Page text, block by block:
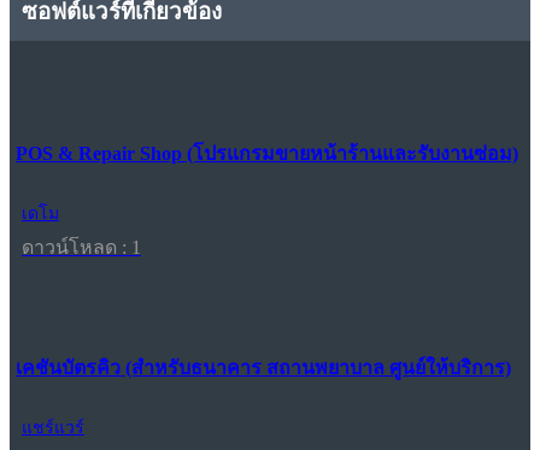
ซอฟต์แวร์ที่เกี่ยวข้อง
POS & Repair Shop (โปรแกรมขายหน้าร้านและรับงานซ่อม)
เดโม
ดาวน์โหลด : 1
เคชันบัตรคิว (สำหรับธนาคาร สถานพยาบาล ศูนย์ให้บริการ)
แชร์แวร์